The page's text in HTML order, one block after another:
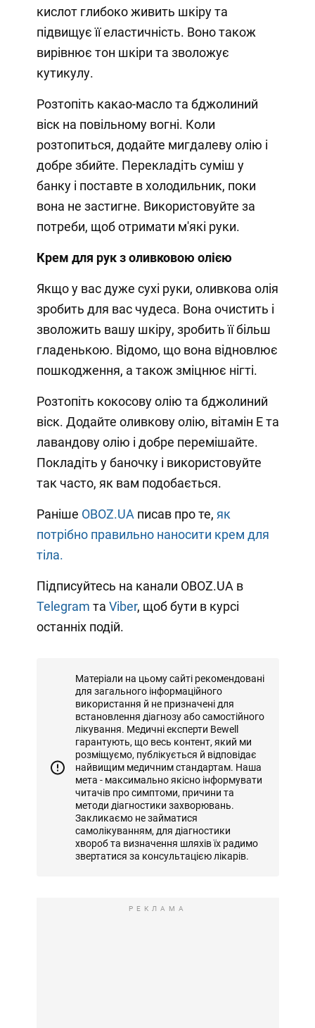
кислот глибоко живить шкіру та
підвищує її еластичність. Воно також
вирівнює тон шкіри та зволожує
кутикулу.
Розтопіть какао-масло та бджолиний
віск на повільному вогні. Коли
розтопиться, додайте мигдалеву олію і
добре збийте. Перекладіть суміш у
банку і поставте в холодильник, поки
вона не застигне. Використовуйте за
потреби, щоб отримати м'які руки.
Крем для рук з оливковою олією
Якщо у вас дуже сухі руки, оливкова олія
зробить для вас чудеса. Вона очистить і
зволожить вашу шкіру, зробить її більш
гладенькою. Відомо, що вона відновлює
пошкодження, а також зміцнює нігті.
Розтопіть кокосову олію та бджолиний
віск. Додайте оливкову олію, вітамін Е та
лавандову олію і добре перемішайте.
Покладіть у баночку і використовуйте
так часто, як вам подобається.
Раніше OBOZ.UA писав про те, як
потрібно правильно наносити крем для
тіла.
Підписуйтесь на канали OBOZ.UA в
Telegram та Viber, щоб бути в курсі
останніх подій.
Матеріали на цьому сайті рекомендовані
для загального інформаційного
використання й не призначені для
встановлення діагнозу або самостійного
лікування. Медичні експерти Bewell
гарантують, що весь контент, який ми
розміщуємо, публікується й відповідає
найвищим медичним стандартам. Наша
мета - максимально якісно інформувати
читачів про симптоми, причини та
методи діагностики захворювань.
Закликаємо не займатися
самолікуванням, для діагностики
хвороб та визначення шляхів їх радимо
звертатися за консультацією лікарів.
РЕКЛАМА